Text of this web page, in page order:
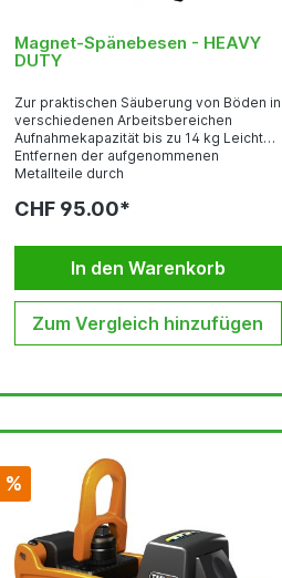
Magnet-Spänebesen - HEAVY
DUTY
Zur praktischen Säuberung von Böden in
verschiedenen Arbeitsbereichen
Aufnahmekapazität bis zu 14 kg Leichtes
Entfernen der aufgenommenen
Metallteile durch
Magnet Kehrbreite 450 mm
mm Gewicht: 5,7 kg
CHF 95.00*
In den Warenkorb
Zum Vergleich hinzufügen
%